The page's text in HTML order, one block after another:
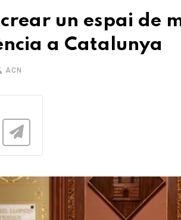
un espai de
a Catalunya
ACN